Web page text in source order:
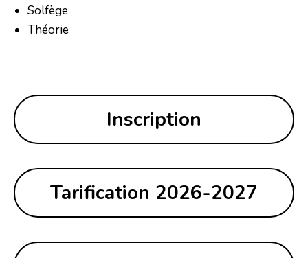
Solfège
Théorie
Inscription
Tarification 2026-2027